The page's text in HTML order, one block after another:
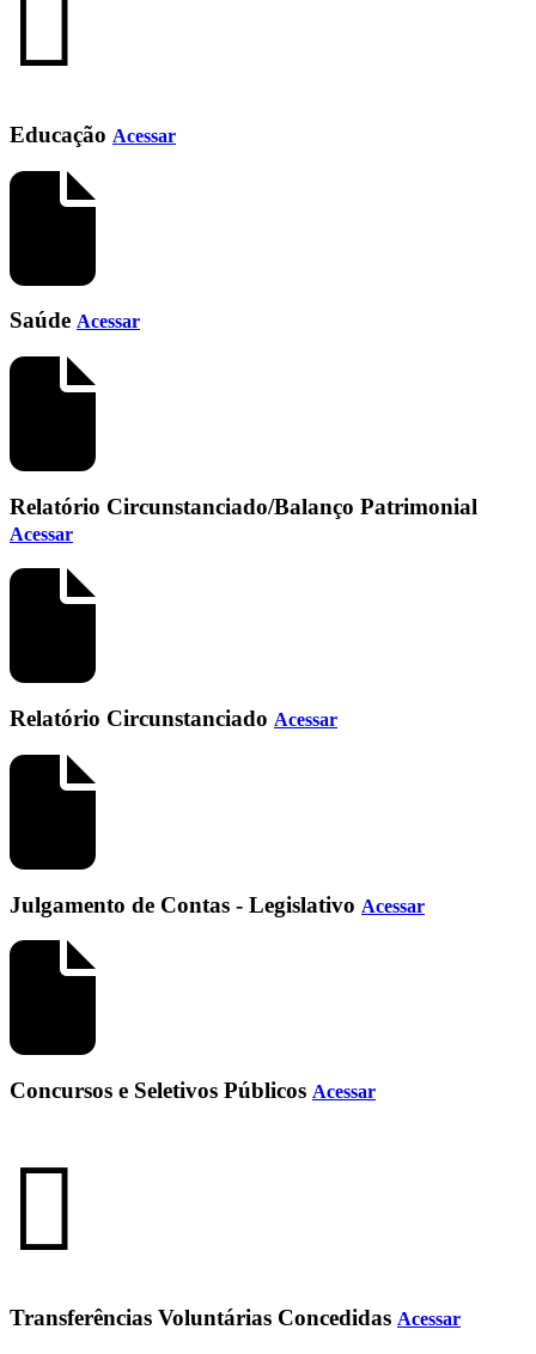
Educação Acessar
Saúde Acessar
Relatório Circunstanciado/Balanço Patrimonial
Acessar
Relatório Circunstanciado Acessar
Julgamento de Contas - Legislativo Acessar
Concursos e Seletivos Públicos Acessar
Transferências Voluntárias Concedidas Acessar